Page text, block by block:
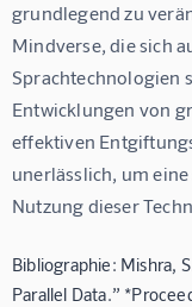
grundlegend zu
Mindverse, die sich
Sprachtechnologien
Entwicklungen von
effektiven
unerlässlich, um
Nutzung dieser
Bibliographie: Mishra,
Parallel Data.”